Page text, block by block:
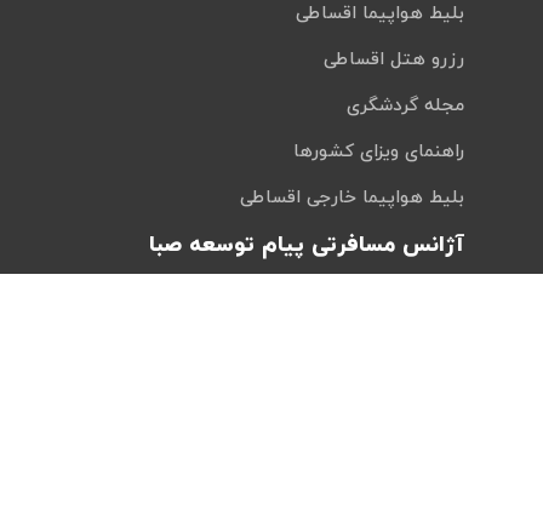
بلیط هواپیما اقساطی
رزرو هتل اقساطی
مجله گردشگری
راهنمای ویزای کشورها
بلیط هواپیما خارجی اقساطی
آژانس مسافرتی پیام توسعه صبا